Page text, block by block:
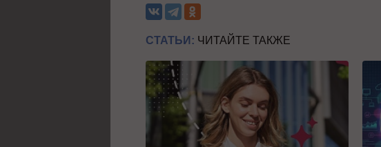
СТАТЬИ: ЧИТАЙТЕ ТАКЖЕ